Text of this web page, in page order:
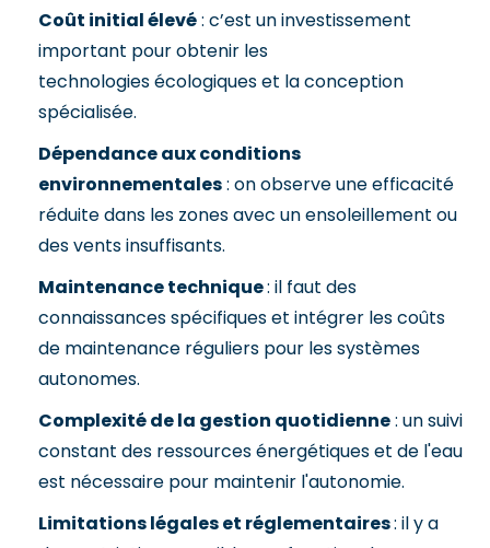
Coût initial élevé: c’est un investissement
important pour obtenir les
technologies écologiques et la conception
spécialisée.
Dépendance aux conditions
environnementales: on observe une efficacité
réduite dans les zones avec un ensoleillement ou
des vents insuffisants.
Maintenance technique: il faut des
connaissances spécifiques et intégrer les coûts
de maintenance réguliers pour les systèmes
autonomes.
Complexité de la gestion quotidienne: un suivi
constant des ressources énergétiques et de l'eau
est nécessaire pour maintenir l'autonomie.
Limitations légales et réglementaires: il y a